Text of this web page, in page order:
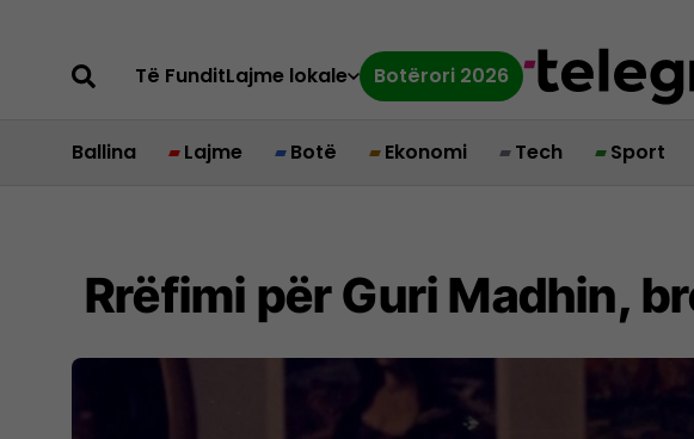
Të FunditLajme lokale Botërori 2026
Ballina Lajme Botë Ekonomi Tech Sport
Rrëfimi për Guri Madhin,